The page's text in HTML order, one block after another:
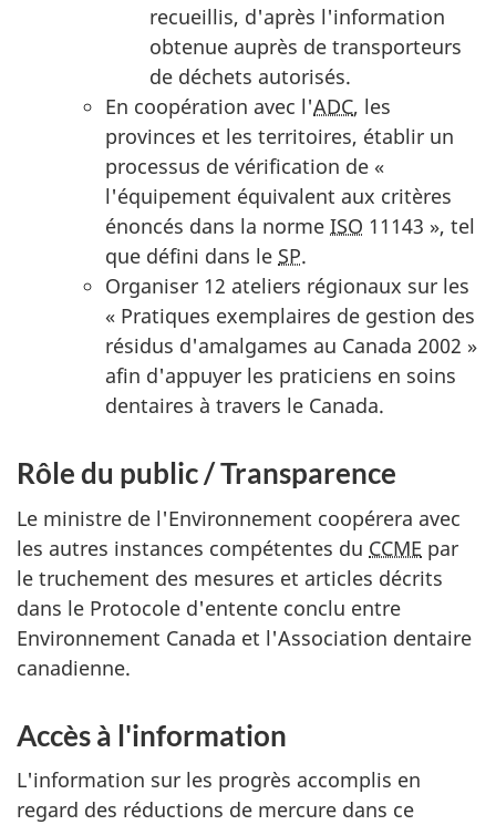
recueillis, d'après l'information
obtenue auprès de transporteurs
de déchets autorisés.
En coopération avec l'ADC, les
provinces et les territoires, établir un
processus de vérification de «
l'équipement équivalent aux critères
énoncés dans la norme ISO 11143 », tel
que défini dans le SP.
Organiser 12 ateliers régionaux sur les
« Pratiques exemplaires de gestion des
résidus d'amalgames au Canada 2002 »
afin d'appuyer les praticiens en soins
dentaires à travers le Canada.
Rôle du public / Transparence
Le ministre de l'Environnement coopérera avec
les autres instances compétentes du CCME par
le truchement des mesures et articles décrits
dans le Protocole d'entente conclu entre
Environnement Canada et l'Association dentaire
canadienne.
Accès à l'information
L'information sur les progrès accomplis en
regard des réductions de mercure dans ce